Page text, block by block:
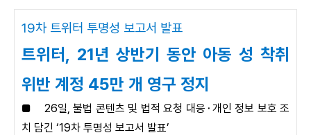
19차 트위터 투명성 보고서 발표
트위터, 21년 상반기 동안 아동 성 착취
위반 계정 45만 개 영구 정지
■
26일, 불법 콘텐츠 및 법적 요청 대응⬝개인 정보 보호 조
치 담긴 ‘19차 투명성 보고서 발표’